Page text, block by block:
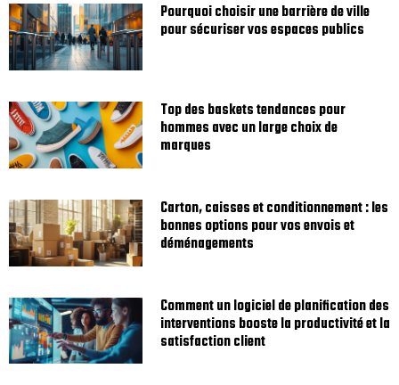
Pourquoi choisir une barrière de ville
pour sécuriser vos espaces publics
Top des baskets tendances pour
hommes avec un large choix de
marques
Carton, caisses et conditionnement : les
bonnes options pour vos envois et
déménagements
Comment un logiciel de planification des
interventions booste la productivité et la
satisfaction client